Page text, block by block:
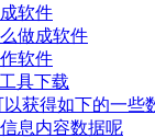
软件
做成软件
软件
具下载
获得如下的一些
息内容数据呢